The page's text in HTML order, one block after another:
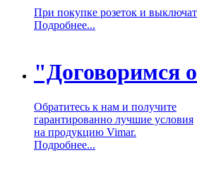
При покупке розеток и
Подробнее...
"Договоримся
Обратитесь к нам и получите
гарантированно лучшие условия
на продукцию Vimar.
Подробнее...